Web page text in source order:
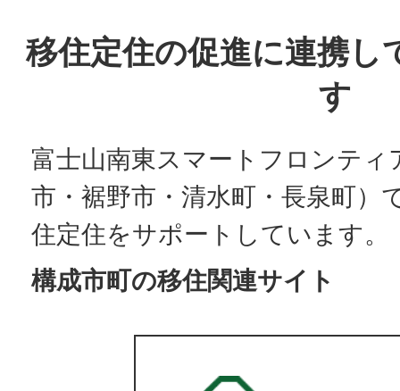
移住定住の促進に連携し
す
富士山南東スマートフロンティ
市・裾野市・清水町・長泉町）
住定住をサポートしています。
構成市町の移住関連サイト